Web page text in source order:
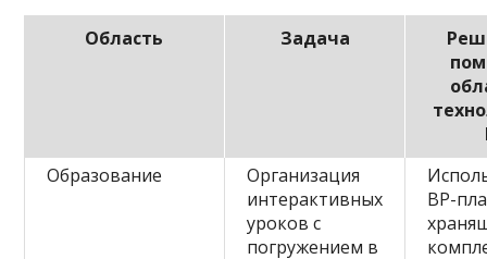
Область Задача
Образование
Организация
интерактивных
уроков с
погружением в
ВР-